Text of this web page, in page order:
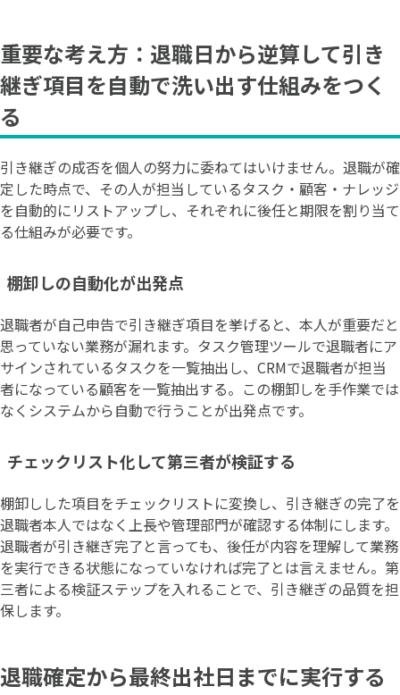
重要な考え方：退職日から逆算して引き
継ぎ項目を自動で洗い出す仕組みをつく
る
引き継ぎの成否を個人の努力に委ねてはいけません。退職が確
定した時点で、その人が担当しているタスク・顧客・ナレッジ
を自動的にリストアップし、それぞれに後任と期限を割り当て
る仕組みが必要です。
棚卸しの自動化が出発点
退職者が自己申告で引き継ぎ項目を挙げると、本人が重要だと
思っていない業務が漏れます。タスク管理ツールで退職者にア
サインされているタスクを一覧抽出し、CRMで退職者が担当
者になっている顧客を一覧抽出する。この棚卸しを手作業では
なくシステムから自動で行うことが出発点です。
チェックリスト化して第三者が検証する
棚卸しした項目をチェックリストに変換し、引き継ぎの完了を
退職者本人ではなく上長や管理部門が確認する体制にします。
退職者が引き継ぎ完了と言っても、後任が内容を理解して業務
を実行できる状態になっていなければ完了とは言えません。第
三者による検証ステップを入れることで、引き継ぎの品質を担
保します。
退職確定から最終出社日までに実行する